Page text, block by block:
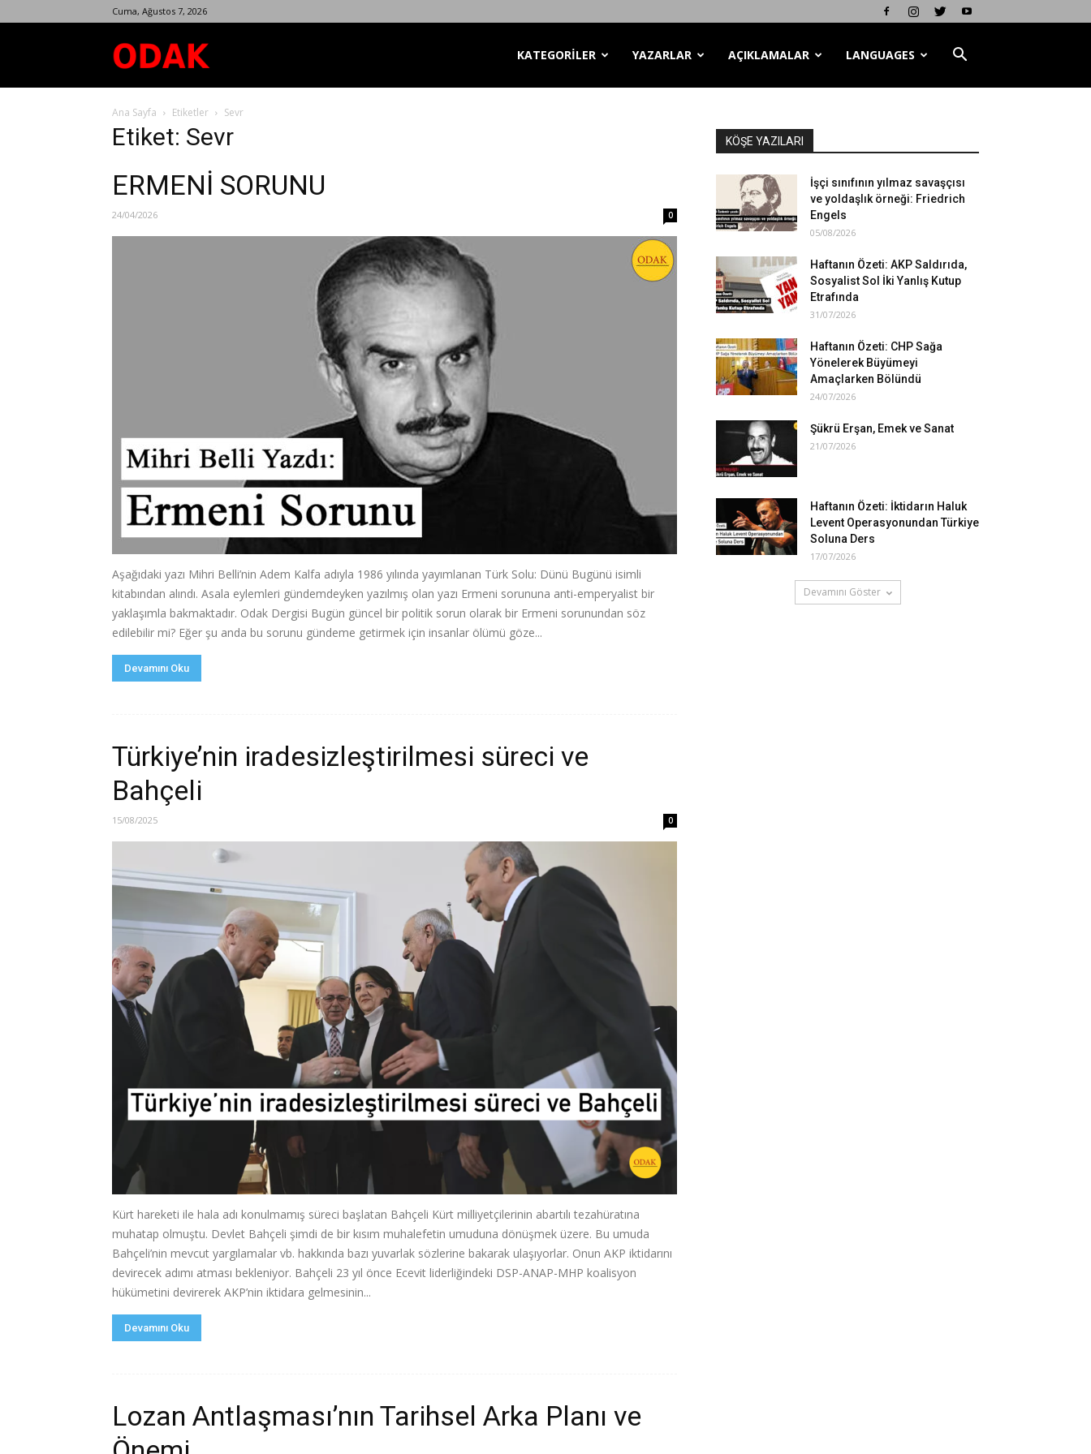
Cuma, Ağustos 7, 2026
Dergisi
KATEGORİLER YAZARLAR AÇIKLAMALAR LANGUAGES
Ana Sayfa Etiketler Sevr
Etiket: Sevr
ERMENİ SORUNU
24/04/2026 0
Aşağıdaki yazı Mihri Belli’nin Adem Kalfa adıyla 1986 yılında yayımlanan Türk Solu: Dünü Bugünü isimli
kitabından alındı. Asala eylemleri gündemdeyken yazılmış olan yazı Ermeni sorununa anti-emperyalist bir
yaklaşımla bakmaktadır. Odak Dergisi Bugün güncel bir politik sorun olarak bir Ermeni sorunundan söz
edilebilir mi? Eğer şu anda bu sorunu gündeme getirmek için insanlar ölümü göze...
Devamını Oku
Türkiye’nin iradesizleştirilmesi süreci ve
Bahçeli
15/08/2025 0
Kürt hareketi ile hala adı konulmamış süreci başlatan Bahçeli Kürt milliyetçilerinin abartılı tezahüratına
muhatap olmuştu. Devlet Bahçeli şimdi de bir kısım muhalefetin umuduna dönüşmek üzere. Bu umuda
Bahçeli’nin mevcut yargılamalar vb. hakkında bazı yuvarlak sözlerine bakarak ulaşıyorlar. Onun AKP iktidarını
devirecek adımı atması bekleniyor. Bahçeli 23 yıl önce Ecevit liderliğindeki DSP-ANAP-MHP koalisyon
hükümetini devirerek AKP’nin iktidara gelmesinin...
Devamını Oku
Lozan Antlaşması’nın Tarihsel Arka Planı ve
KÖŞE YAZILARI
İşçi sınıfının yılmaz savaşçısı
ve yoldaşlık örneği: Friedrich
Engels
05/08/2026
Haftanın Özeti: AKP Saldırıda,
Sosyalist Sol İki Yanlış Kutup
Etrafında
31/07/2026
Haftanın Özeti: CHP Sağa
Yönelerek Büyümeyi
Amaçlarken Bölündü
24/07/2026
Şükrü Erşan, Emek ve Sanat
21/07/2026
Haftanın Özeti: İktidarın Haluk
Levent Operasyonundan Türkiye
Soluna Ders
17/07/2026
Devamını Göster